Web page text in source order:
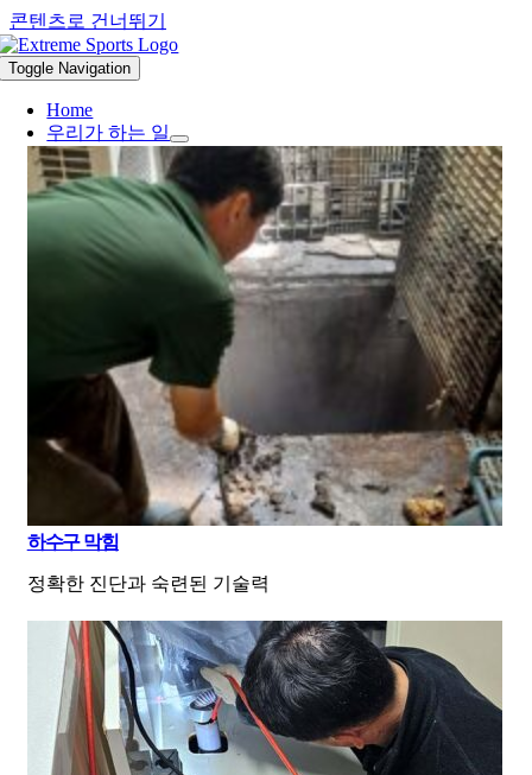
콘텐츠로 건너뛰기
Toggle Navigation
Home
우리가 하는 일
하수구 막힘
정확한 진단과 숙련된 기술력